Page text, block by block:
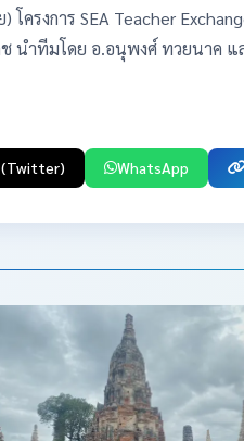
ครงการ SEA Teacher
นำทีมโดย อ.อนุพงศ์ ทวยนาค
(Twitter) WhatsApp